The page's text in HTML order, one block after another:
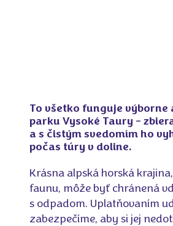
To všetko funguje
parku Vysoké Taury –
a s čistým svedomím ho
počas túry v doline.
Krásna alpská horská
faunu, môže byť chránená
s odpadom. Uplatňovaním
zabezpečíme, aby si jej